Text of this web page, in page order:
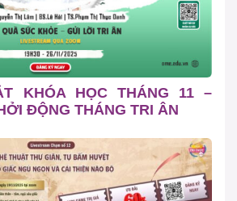
KHÓA HỌC THÁNG 11 –
ĐỘNG THÁNG TRI ÂN